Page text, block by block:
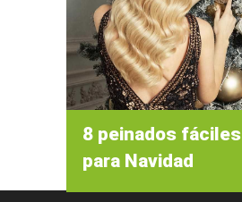
8 peinados
para Navidad